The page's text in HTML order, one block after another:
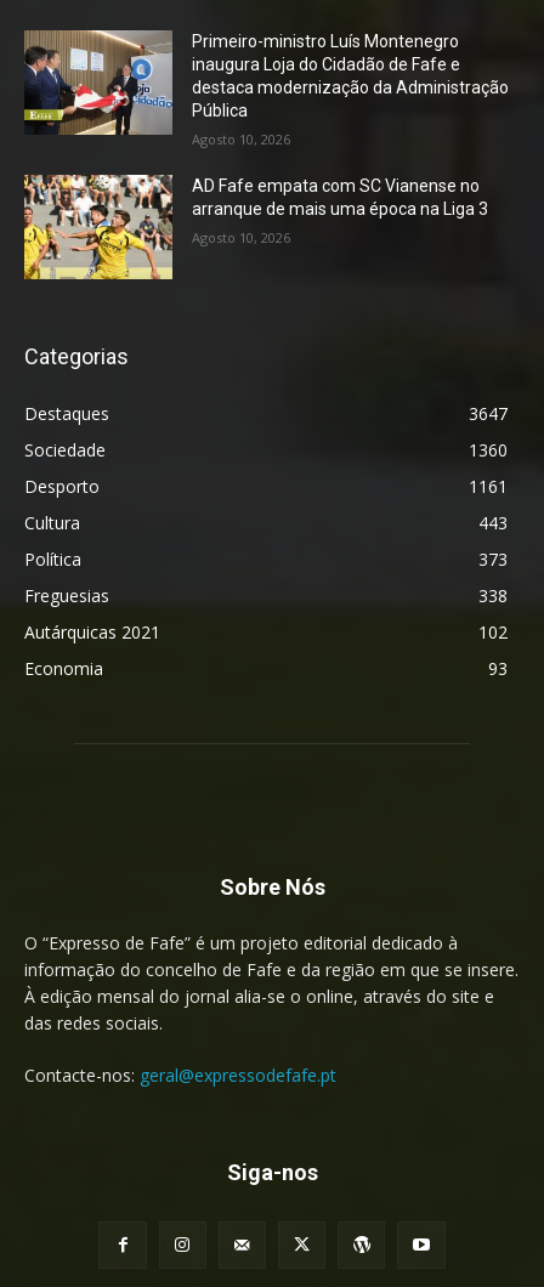
Primeiro-ministro Luís Montenegro
inaugura Loja do Cidadão de Fafe e
destaca modernização da Administração
Pública
Agosto 10, 2026
AD Fafe empata com SC Vianense no
arranque de mais uma época na Liga 3
Agosto 10, 2026
Categorias
Destaques
3647
Sociedade
1360
Desporto
1161
Cultura
443
Política
373
Freguesias
338
Autárquicas 2021
102
Economia
93
Sobre Nós
O “Expresso de Fafe” é um projeto editorial dedicado à
informação do concelho de Fafe e da região em que se insere.
À edição mensal do jornal alia-se o online, através do site e
das redes sociais.
Contacte-nos: geral@expressodefafe.pt
Siga-nos